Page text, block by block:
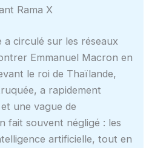
Rama X
a circulé sur les réseaux
Emmanuel Macron en
le roi de Thaïlande,
a rapidement
une vague de
fait souvent négligé : les
artificielle, tout en